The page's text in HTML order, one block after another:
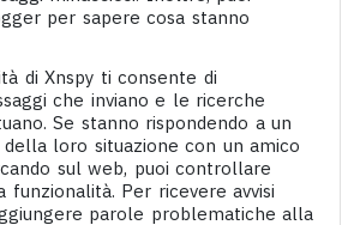
per sapere cosa stanno
di Xnspy ti consente di
che inviano e le ricerche
Se stanno rispondendo a un
loro situazione con un amico
sul web, puoi controllare
funzionalità. Per ricevere avvisi
parole problematiche alla